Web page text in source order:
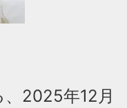
2025年12月